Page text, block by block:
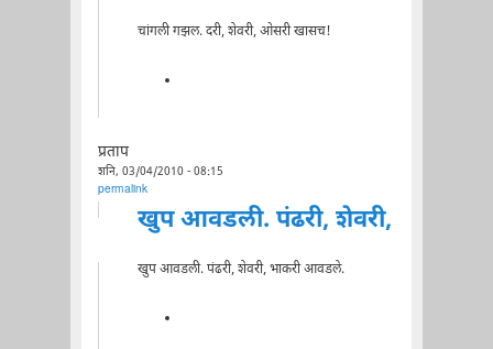
चांगली गझल. दरी, शेवरी, ओसरी खासच!
प्रताप
शनि, 03/04/2010 - 08:15
permalink
खुप आवडली. पंढरी, शेवरी,
खुप आवडली. पंढरी, शेवरी, भाकरी आवडले.